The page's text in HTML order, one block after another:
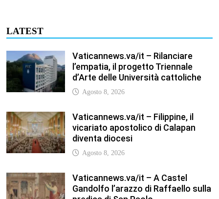
LATEST
Vaticannews.va/it – Rilanciare
l’empatia, il progetto Triennale
d’Arte delle Università cattoliche
Agosto 8, 2026
Vaticannews.va/it – Filippine, il
vicariato apostolico di Calapan
diventa diocesi
Agosto 8, 2026
Vaticannews.va/it – A Castel
Gandolfo l’arazzo di Raffaello sulla